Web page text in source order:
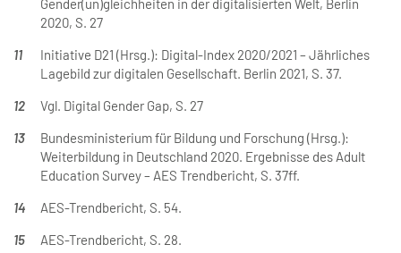
2020, S. 27
11
Initiative D21 (Hrsg.): Digital-Index 2020/2021 – Jährliches
Lagebild zur digitalen Gesellschaft. Berlin 2021, S. 37.
12
Vgl. Digital Gender Gap, S. 27
13
Bundesministerium für Bildung und Forschung (Hrsg.):
Weiterbildung in Deutschland 2020. Ergebnisse des Adult
Education Survey – AES Trendbericht, S. 37ff.
14
AES-Trendbericht, S. 54.
15
AES-Trendbericht, S. 28.